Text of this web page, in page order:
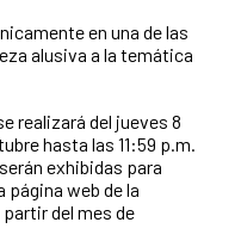
en una de las
alusiva a la temática
realizará del jueves 8
hasta las 11:59 p.m.
exhibidas para
página web de la
del mes de